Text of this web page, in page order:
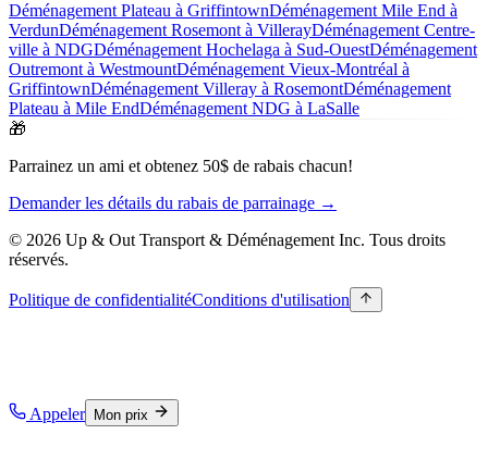
Déménagement Plateau à GriffintownDéménagement Mile End à
VerdunDéménagement Rosemont à VillerayDéménagement Centre-
ville à NDGDéménagement Hochelaga à Sud-OuestDéménagement
Outremont à WestmountDéménagement Vieux-Montréal à
GriffintownDéménagement Villeray à RosemontDéménagement
Plateau à Mile EndDéménagement NDG à LaSalle
🎁
Parrainez un ami et obtenez 50$ de rabais chacun!
Demander les détails du rabais de parrainage →
© 2026 Up & Out Transport & Déménagement Inc. Tous droits
réservés.
Politique de confidentialitéConditions d'utilisation
Appeler Mon prix